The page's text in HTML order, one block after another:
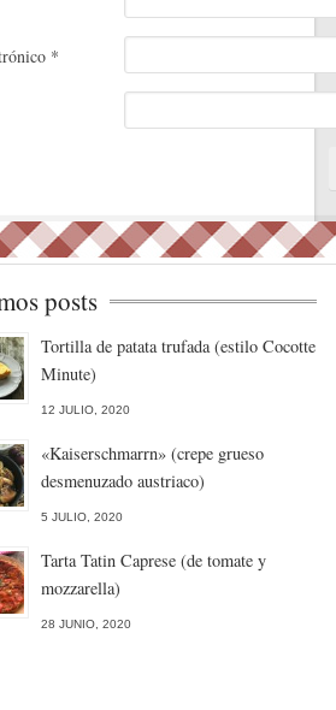
*
posts
Tortilla de patata trufada (estilo Cocotte
Minute)
12 JULIO, 2020
«Kaiserschmarrn» (crepe grueso
desmenuzado austriaco)
5 JULIO, 2020
Tarta Tatin Caprese (de tomate y
mozzarella)
28 JUNIO, 2020